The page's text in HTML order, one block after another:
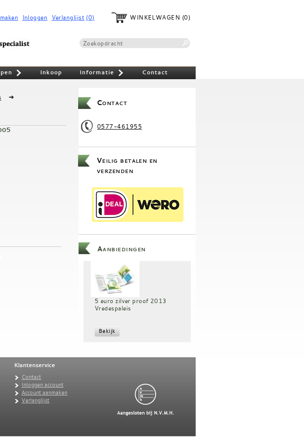
Inloggen Verlanglijst (0) WINKELWAGEN (0)
Inkoop Informatie Contact
Contact
0577-461955
Veilig betalen en
verzenden
Aanbiedingen
5 euro zilver proof 2013
Vredespaleis
Klantenservice
Contact
Inloggen account
Account aanmaken
Verlanglijst